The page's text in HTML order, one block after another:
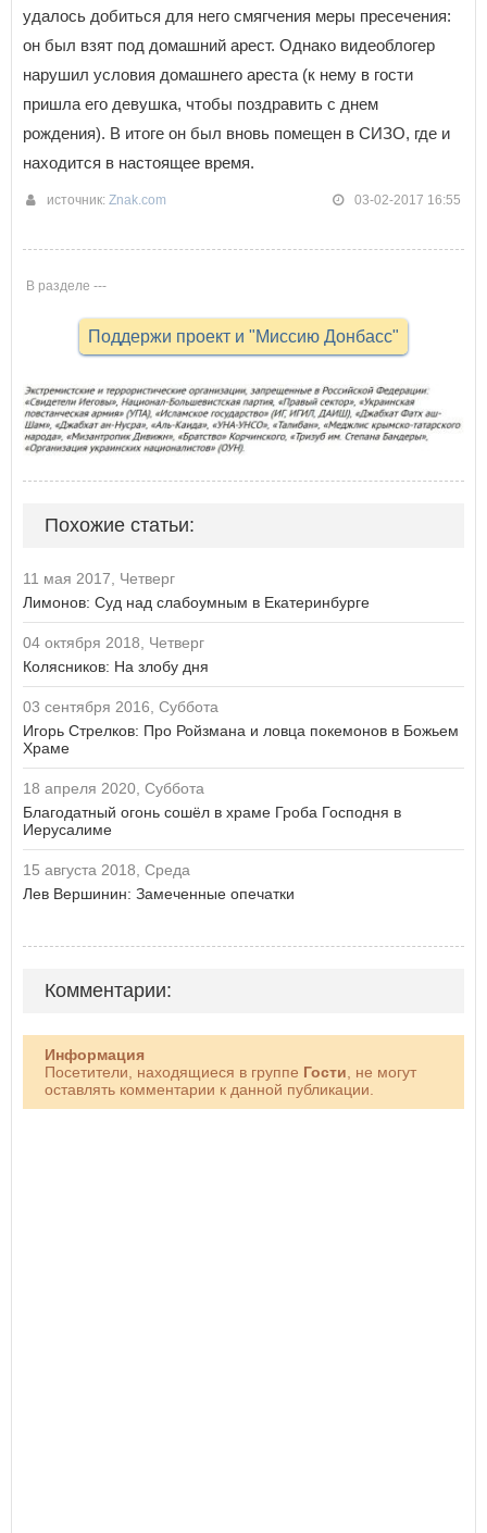
удалось добиться для него смягчения меры пресечения:
он был взят под домашний арест. Однако видеоблогер
нарушил условия домашнего ареста (к нему в гости
пришла его девушка, чтобы поздравить с днем
рождения). В итоге он был вновь помещен в СИЗО, где и
находится в настоящее время.
источник: Znak.com 03-02-2017 16:55
В разделе ---
Поддержи проект и "Миссию Донбасс"
Похожие статьи:
11 мая 2017, Четверг
Лимонов: Суд над слабоумным в Екатеринбурге
04 октября 2018, Четверг
Колясников: На злобу дня
03 сентября 2016, Суббота
Игорь Стрелков: Про Ройзмана и ловца покемонов в Божьем
Храме
18 апреля 2020, Суббота
Благодатный огонь сошёл в храме Гроба Господня в
Иерусалиме
15 августа 2018, Среда
Лев Вершинин: Замеченные опечатки
Комментарии:
Информация
Посетители, находящиеся в группе Гости , не могут
оставлять комментарии к данной публикации.